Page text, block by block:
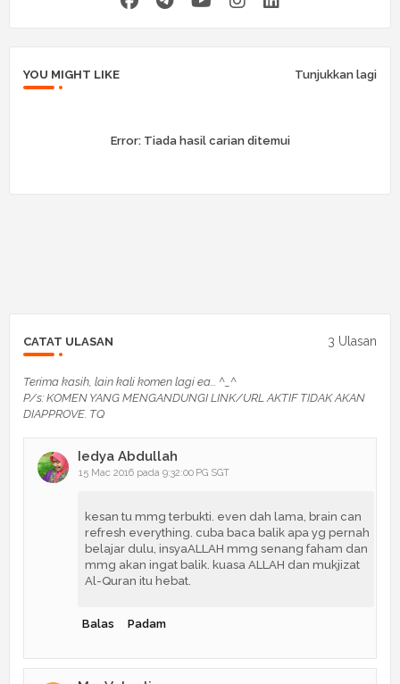
YOU MIGHT LIKE Tunjukkan lagi
Error:Tiada hasil carian ditemui
CATAT ULASAN 3 Ulasan
Terima kasih, lain kali komen lagi ea... ^_^
P/s: KOMEN YANG MENGANDUNGI LINK/URL AKTIF TIDAK AKAN
DIAPPROVE. TQ
Iedya Abdullah
15 Mac 2016 pada 9:32:00 PG SGT
kesan tu mmg terbukti. even dah lama, brain can
refresh everything. cuba baca balik apa yg pernah
belajar dulu, insyaALLAH mmg senang faham dan
mmg akan ingat balik. kuasa ALLAH dan mukjizat
Al-Quran itu hebat.
Balas Padam